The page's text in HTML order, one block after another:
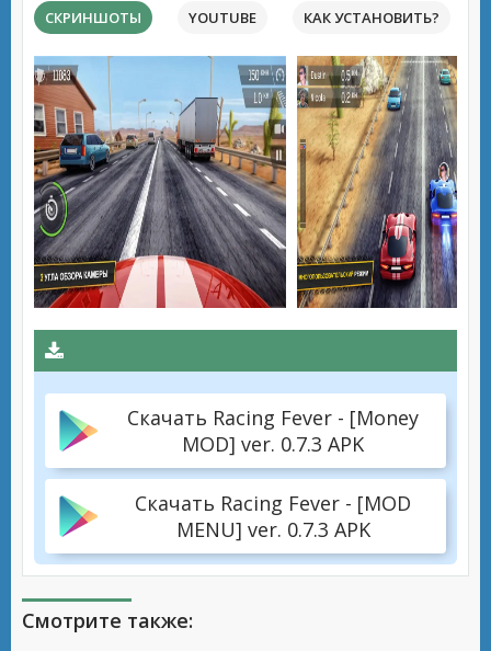
СКРИНШОТЫ YOUTUBE КАК УСТАНОВИТЬ?
Скачать Racing Fever - [Money
MOD] ver. 0.7.3 APK
Скачать Racing Fever - [MOD
MENU] ver. 0.7.3 APK
Смотрите также: